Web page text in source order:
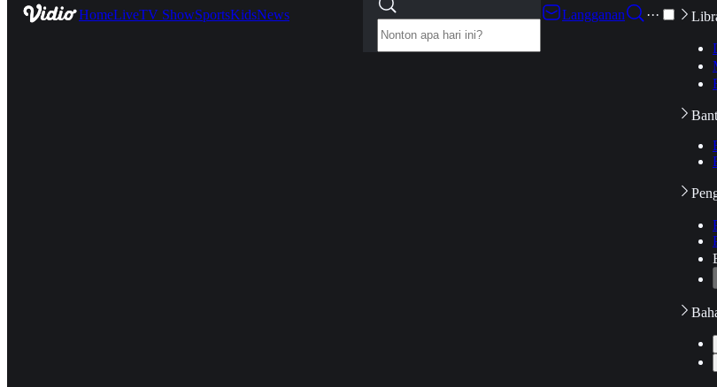
HomeLiveTV ShowSportsKidsNews
Langganan
···